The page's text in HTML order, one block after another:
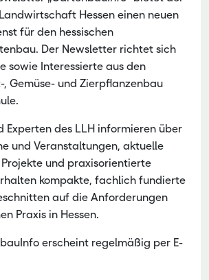
Hessen einen neuen
für den hessischen
Der Newsletter richtet sich
sowie Interessierte aus den
, Gemüse- und Zierpflanzenbau
Experten des LLH informieren über
und Veranstaltungen, aktuelle
und praxisorientierte
kompakte, fachlich fundierte
auf die Anforderungen
Praxis in Hessen.
erscheint regelmäßig per E-